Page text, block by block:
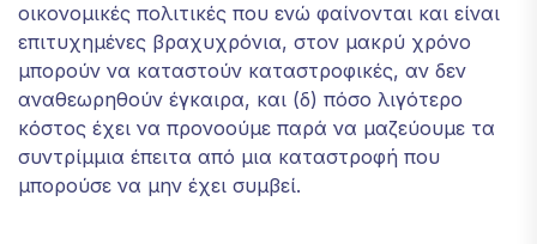
οικονομικές πολιτικές που ενώ φαίνονται και είναι
επιτυχημένες βραχυχρόνια, στον μακρύ χρόνο
μπορούν να καταστούν καταστροφικές, αν δεν
αναθεωρηθούν έγκαιρα, και (δ) πόσο λιγότερο
κόστος έχει να προνοούμε παρά να μαζεύουμε τα
συντρίμμια έπειτα από μια καταστροφή που
μπορούσε να μην έχει συμβεί.